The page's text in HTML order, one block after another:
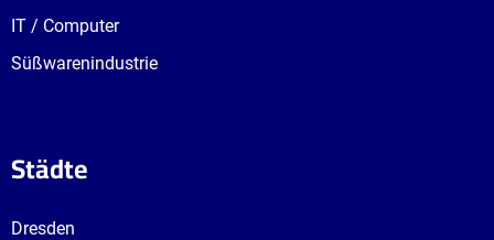
IT / Computer
Süßwarenindustrie
Städte
Dresden